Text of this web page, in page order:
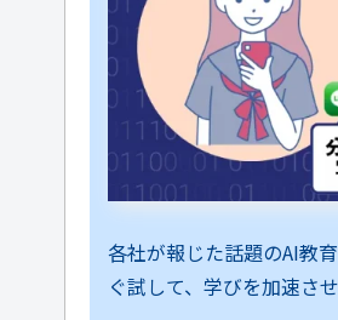
各社が報じた話題のAI教
ぐ試して、学びを加速させ